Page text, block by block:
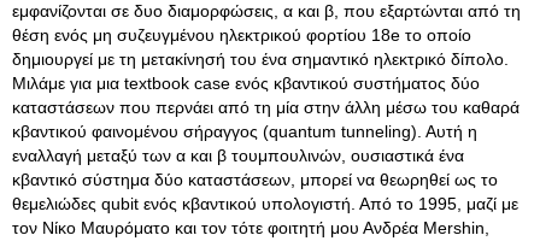
εμφανίζονται σε δυο διαμορφώσεις, α και β, που εξαρτώνται από τη
θέση ενός μη συζευγμένου ηλεκτρικού φορτίου 18e το οποίο
δημιουργεί με τη μετακίνησή του ένα σημαντικό ηλεκτρικό δίπολο.
Μιλάμε για μια textbook case ενός κβαντικού συστήματος δύο
καταστάσεων που περνάει από τη μία στην άλλη μέσω του καθαρά
κβαντικού φαινομένου σήραγγος (quantum tunneling). Αυτή η
εναλλαγή μεταξύ των α και β τουμπουλινών, ουσιαστικά ένα
κβαντικό σύστημα δύο καταστάσεων, μπορεί να θεωρηθεί ως το
θεμελιώδες qubit ενός κβαντικού υπολογιστή. Από το 1995, μαζί με
τον Νίκο Μαυρόματο και τον τότε φοιτητή μου Ανδρέα Mershin,